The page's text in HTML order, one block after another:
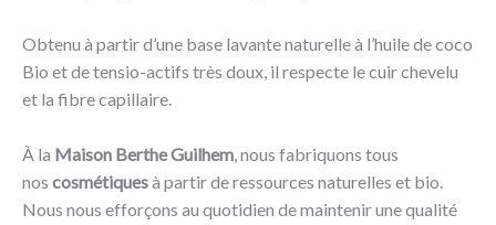
Obtenu à partir d’une base lavante naturelle à l’huile de coco
Bio et de tensio-actifs très doux, il respecte le cuir chevelu
et la fibre capillaire.
À la Maison Berthe Guilhem, nous fabriquons tous
nos cosmétiquesà partir de ressources naturelles et bio.
Nous nous efforçons au quotidien de maintenir une qualité